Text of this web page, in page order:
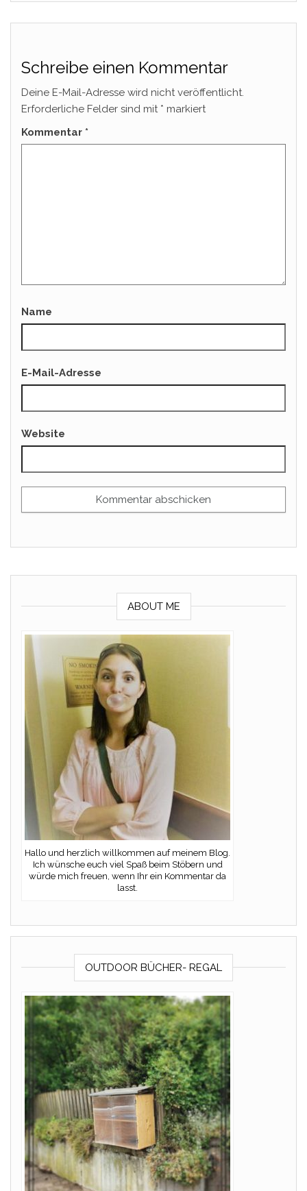
Schreibe einen Kommentar
Deine E-Mail-Adresse wird nicht veröffentlicht.
Erforderliche Felder sind mit * markiert
Kommentar *
Name
E-Mail-Adresse
Website
ABOUT ME
Hallo und herzlich willkommen auf meinem Blog.
Ich wünsche euch viel Spaß beim Stöbern und
würde mich freuen, wenn Ihr ein Kommentar da
lasst.
OUTDOOR BÜCHER- REGAL